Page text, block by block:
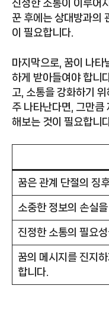
진정한 소통이 이루어
꾼 후에는 상대방과의
이 필요합니다.
마지막으로, 꿈이 나타
하게 받아들여야 합니
고, 소통을 강화하기
주 나타난다면, 그만큼
해보는 것이 필요합니
꿈은 관계 단절의 징
소중한 정보의 손실
진정한 소통의 필요
꿈의 메시지를 진지
합니다.